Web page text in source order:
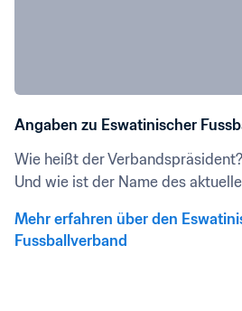
Angaben zu Eswatinischer
Wie heißt der
Und wie ist der Name des
Mehr erfahren über den
Fussballverband